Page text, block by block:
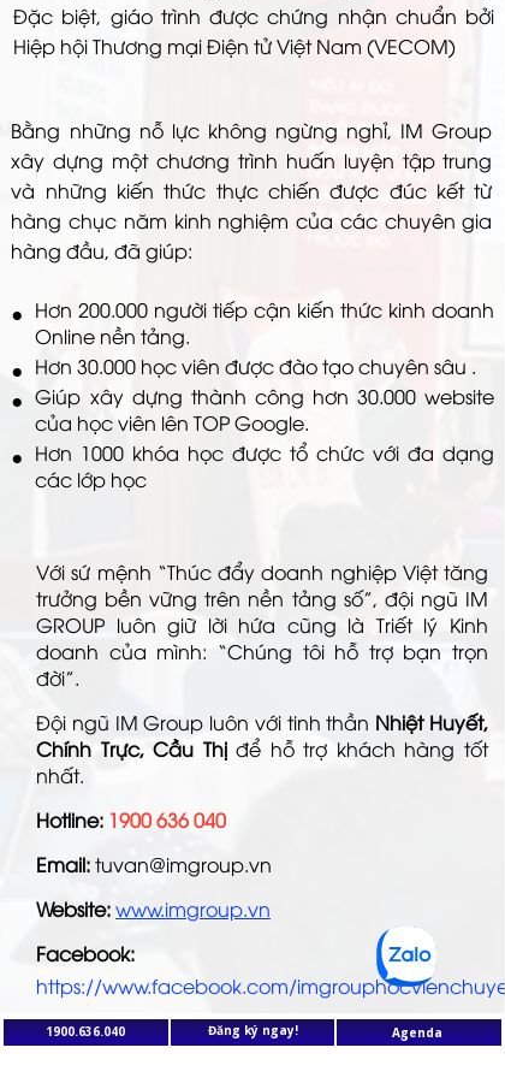
Đặc biệt, giáo trình được chứng nhận chuẩn bởi
Hiệp hội Thương mại Điện tử Việt Nam (VECOM)
Hơn 200.000 người tiếp cận kiến thức kinh doanh
Online nền tảng.
Hơn 30.000 học viên được đào tạo chuyên sâu .
Giúp xây dựng thành công hơn 30.000 website
của học viên lên TOP Google.
Hơn 1000 khóa học được tổ chức với đa dạng
các lớp học
Với sứ mệnh “Thúc đẩy doanh nghiệp Việt tăng
trưởng bền vững trên nền tảng số”, đội ngũ IM
GROUP luôn giữ lời hứa cũng là Triết lý Kinh
doanh của mình: “Chúng tôi hỗ trợ bạn trọn
đời”.
Đội ngũ IM Group luôn với tinh thần Nhiệt Huyết,
Chính Trực, Cầu Thịđể hỗ trợ khách hàng tốt
nhất.
Hotline: 1900 636 040
Email:tuvan@imgroup.vn
Website:www.imgroup.vn
Facebook:
Bằng những nỗ lực không ngừng nghỉ, IM Group
xây dựng một chương trình huấn luyện tập trung
và những kiến thức thực chiến được đúc kết từ
hàng chục năm kinh nghiệm của các chuyên gia
hàng đầu, đã giúp:
https://www.facebook.com/
1900.636.040 Đăng ký ngay! Agenda